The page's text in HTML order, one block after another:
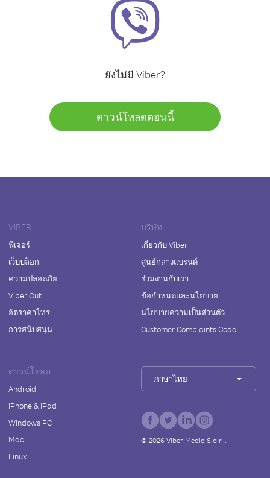
ยังไม่มี Viber?
ดาวน์โหลดตอนนี้
VIBER
ฟีเจอร์
เว็บบล็อก
ความปลอดภัย
Viber Out
อัตราค่าโทร
การสนับสนุน
บริษัท
เกี่ยวกับ Viber
ศูนย์กลางแบรนด์
ร่วมงานกับเรา
ข้อกำหนดและนโยบาย
นโยบายความเป็นส่วนตัว
Customer Complaints Code
ดาวน์โหลด
Android
iPhone & iPad
Windows PC
Mac
Linux
ภาษาไทย
© 2026Viber Media S.à r.l.